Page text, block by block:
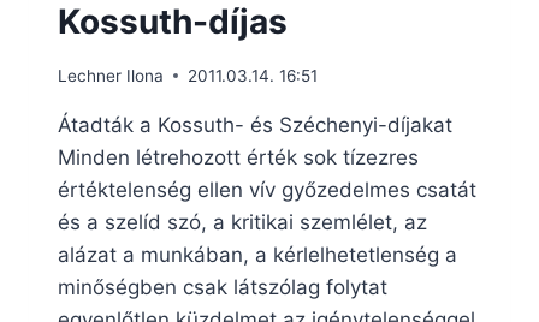
Kossuth-díjas
Lechner Ilona 2011.03.14. 16:51
Átadták a Kossuth- és Széchenyi-díjakat
Minden létrehozott érték sok tízezres
értéktelenség ellen vív győzedelmes csatát
és a szelíd szó, a kritikai szemlélet, az
alázat a munkában, a kérlelhetetlenség a
minőségben csak látszólag folytat